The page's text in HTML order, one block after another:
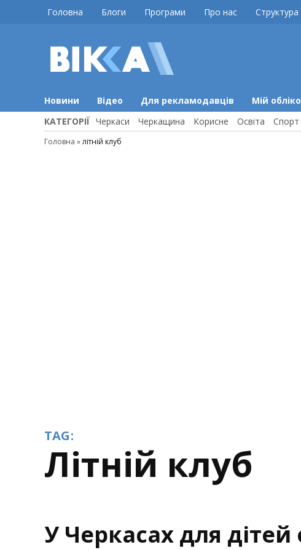
Головна Блоги Програми Про нас Структура
Новини Відео Для рекламодавців Мій
КАТЕГОРІЇ Черкаси Черкащина Корисне Освіта Спорт
Головна »літній клуб
TAG:
літній клуб
У Черкасах для дітей